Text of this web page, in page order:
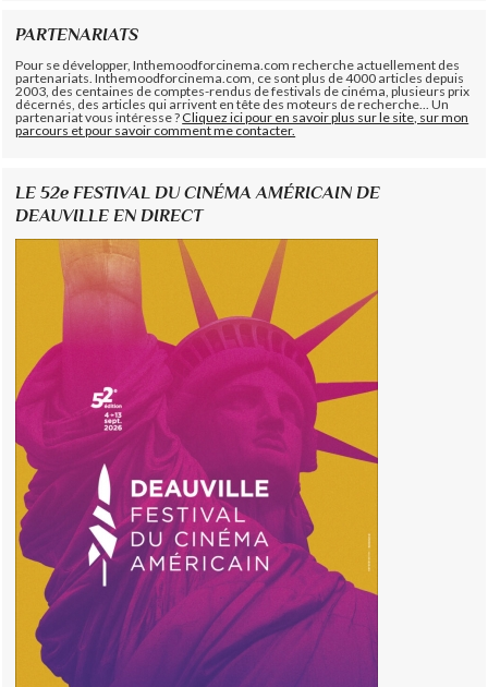
PARTENARIATS
Pour se développer, Inthemoodforcinema.com recherche actuellement des
partenariats. Inthemoodforcinema.com, ce sont plus de 4000 articles depuis
2003, des centaines de comptes-rendus de festivals de cinéma, plusieurs prix
décernés, des articles qui arrivent en tête des moteurs de recherche... Un
partenariat vous intéresse ?Cliquez ici pour en savoir plus sur le site, sur mon
parcours et pour savoir comment me contacter.
LE 52e FESTIVAL DU CINÉMA AMÉRICAIN DE
DEAUVILLE EN DIRECT